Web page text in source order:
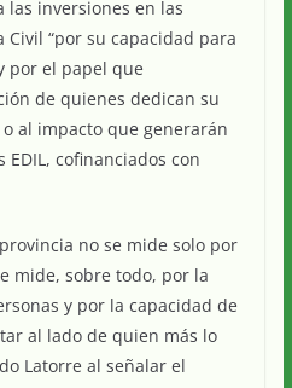
las inversiones en las
“por su capacidad para
por el papel que
de quienes dedican su
al impacto que generarán
EDIL, cofinanciados con
no se mide solo por
mide, sobre todo, por la
y por la capacidad de
al lado de quien más lo
Latorre al señalar el